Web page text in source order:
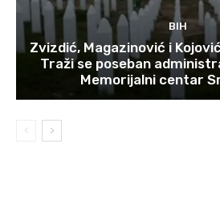
BIH
Zvizdić, Magazinović i
Traži se poseban
Memorijalni centar